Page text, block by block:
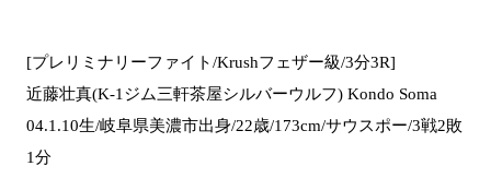
[プレリミナリーファイト/Krushフェザー級/3分3R]
近藤壮真(K-1ジム三軒茶屋シルバーウルフ) Kondo Soma
04.1.10生/岐阜県美濃市出身/22歳/173cm/サウスポー/3戦2敗
1分